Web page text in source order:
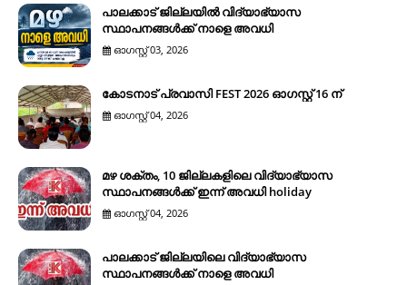
പാലക്കാട് ജില്ലയിൽ വിദ്യാഭ്യാസ
സ്ഥാപനങ്ങൾക്ക് നാളെ അവധി
ഓഗസ്റ്റ് 03, 2026
കോടനാട് പ്രവാസി FEST 2026 ഓഗസ്റ്റ് 16 ന്
ഓഗസ്റ്റ് 04, 2026
മഴ ശക്തം, 10 ജില്ലകളിലെ വിദ്യാഭ്യാസ
സ്ഥാപനങ്ങൾക്ക് ഇന്ന് അവധി holiday
ഓഗസ്റ്റ് 04, 2026
പാലക്കാട് ജില്ലയിലെ വിദ്യാഭ്യാസ
സ്ഥാപനങ്ങൾക്ക് നാളെ അവധി